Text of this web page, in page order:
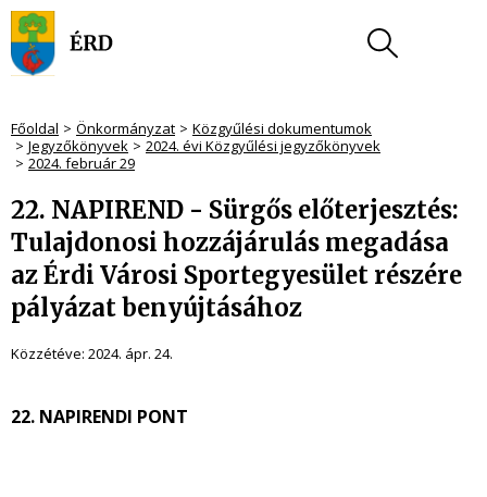
Főoldal Önkormányzat
Közgyűlési dokumentumok
Jegyzőkönyvek
2024. évi Közgyűlési jegyzőkönyvek
2024. február 29
22. NAPIREND - Sürgős előterjesztés:
Tulajdonosi hozzájárulás megadása
az Érdi Városi Sportegyesület részére
pályázat benyújtásához
Közzétéve: 2024. ápr. 24.
22. NAPIRENDI PONT